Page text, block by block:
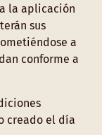
la aplicación
sus
a
conforme a
creado el día